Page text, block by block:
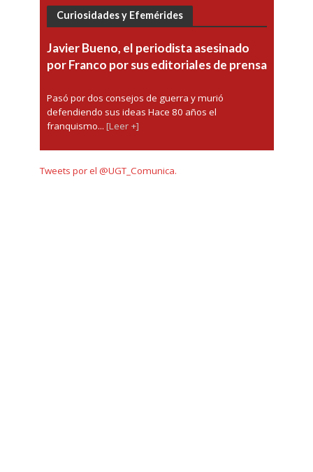
Curiosidades y Efemérides
Javier Bueno, el periodista asesinado
por Franco por sus editoriales de prensa
Pasó por dos consejos de guerra y murió
defendiendo sus ideas Hace 80 años el
franquismo... [Leer +]
Tweets por el @UGT_Comunica.